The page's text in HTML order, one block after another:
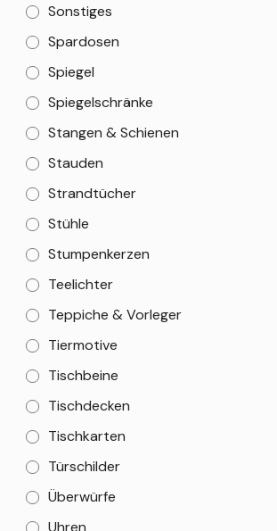
Sonstiges
Spardosen
Spiegel
Spiegelschränke
Stangen & Schienen
Stauden
Strandtücher
Stühle
Stumpenkerzen
Teelichter
Teppiche & Vorleger
Tiermotive
Tischbeine
Tischdecken
Tischkarten
Türschilder
Überwürfe
Uhren